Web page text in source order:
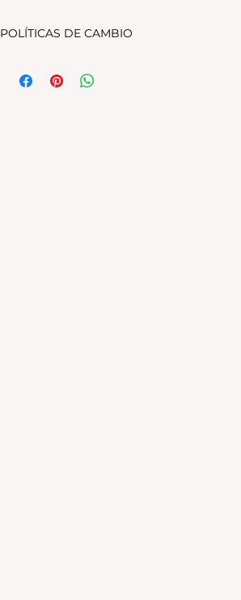
POLÍTICAS DE CAMBIO
debe encontrarse sin uso y en su packaging